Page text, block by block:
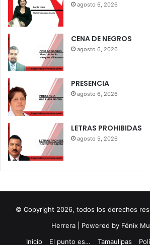
agosto 6, 2026
CENA DE NEGROS
agosto 6, 2026
PRESENCIA
agosto 6, 2026
LETRAS PROHIBIDAS
agosto 5, 2026
© Copyright 2026, todos los derechos
Herrera | Powered by Fénix
Inicio
El punto es… Tamaulipas